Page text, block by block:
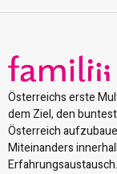
Österreichs erste
dem Ziel, den
Österreich
Miteinanders
Erfahrungsaustausch.